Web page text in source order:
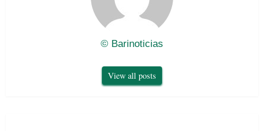
© Barinoticias
View all posts